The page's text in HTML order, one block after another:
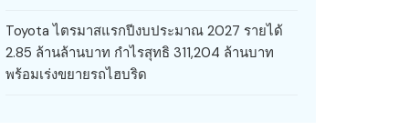
Toyota ไตรมาสแรกปีงบประมาณ 2027 รายได้
2.85 ล้านล้านบาท กำไรสุทธิ 311,204 ล้านบาท
พร้อมเร่งขยายรถไฮบริด